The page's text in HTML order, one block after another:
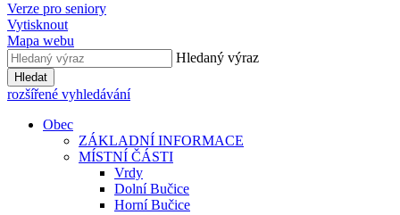
Verze pro seniory
Vytisknout
Mapa webu
Hledaný výraz
Hledat
rozšířené vyhledávání
Obec
ZÁKLADNÍ INFORMACE
MÍSTNÍ ČÁSTI
Vrdy
Dolní Bučice
Horní Bučice